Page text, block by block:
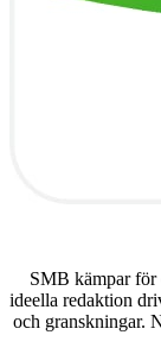
SMB kämpar för
ideella redaktion
och granskningar.